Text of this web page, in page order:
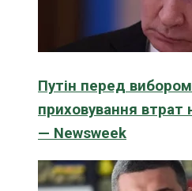
Путін перед
приховування втрат
— Newsweek